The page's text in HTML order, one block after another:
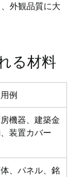
外観品質に大
る材料
例
房機器、建築金
装置カバー
、パネル、銘